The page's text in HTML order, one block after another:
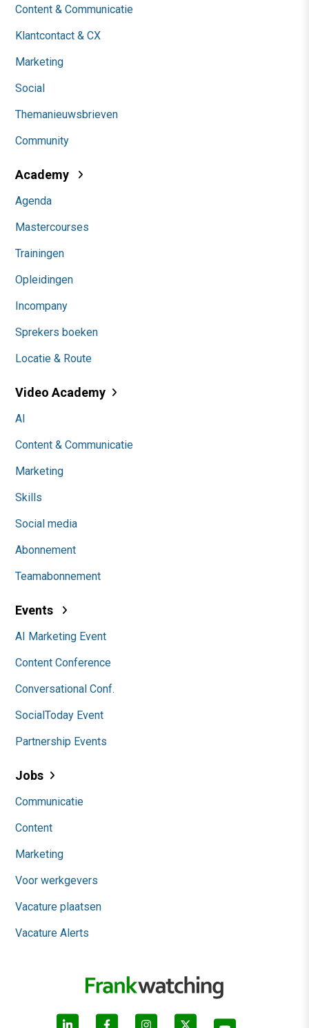
Content & Communicatie
Klantcontact & CX
Marketing
Social
Themanieuwsbrieven
Community
Academy
Agenda
Mastercourses
Trainingen
Opleidingen
Incompany
Sprekers boeken
Locatie & Route
Video Academy
AI
Content & Communicatie
Marketing
Skills
Social media
Abonnement
Teamabonnement
Events
AI Marketing Event
Content Conference
Conversational Conf.
SocialToday Event
Partnership Events
Jobs
Communicatie
Content
Marketing
Voor werkgevers
Vacature plaatsen
Vacature Alerts